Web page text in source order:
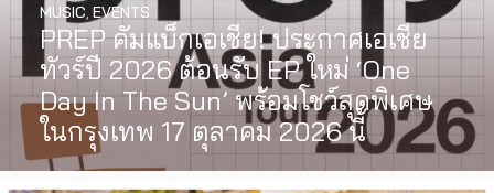
PREP คัมแบ็กเอเชีย! ประกาศเอเชีย
ทัวร์ปี 2026 ต้อนรับ EP ใหม่ ‘One
Day In The Sun’ พร้อมโชว์สุดพิเศษ
ในกรุงเทพ 17 ตุลาคม 2026 นี้
MUSIC EVENTS